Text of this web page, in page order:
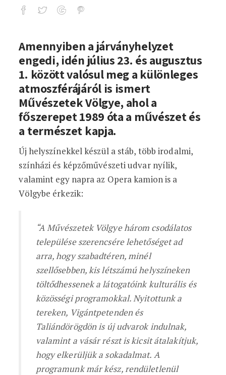
Újdonságok és átalakítások várhatóak
Amennyiben a járványhelyzet
engedi, idén július 23. és augusztus
1. között valósul meg a különleges
atmoszférájáról is ismert
Művészetek Völgye, ahol a
főszerepet 1989 óta a művészetés
a természet kapja.
Új helyszínekkel készül a stáb, több irodalmi,
színházi és képzőművészeti udvar nyílik,
valamint egy napra az Opera kamion is a
Völgybe érkezik:
“A Művészetek Völgye három csodálatos
települése szerencsére lehetőséget ad
arra, hogy szabadtéren, minél
szellősebben, kis létszámú helyszíneken
töltődhessenek a látogatóink kulturális és
közösségi programokkal. Nyitottunk a
tereken, Vigántpetendenés
Taliándörögdön is új udvarok indulnak,
valamint a vásár részt is kicsit átalakítjuk,
hogy elkerüljük a sokadalmat. A
programunk már kész, rendületlenül